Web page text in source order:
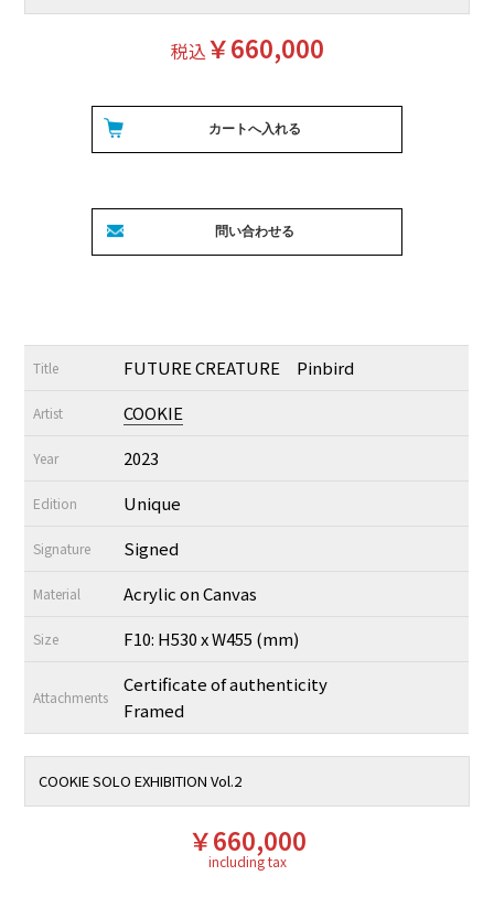
税込￥660,000
Title FUTURE CREATURE Pinbird
Artist COOKIE
Year 2023
Edition Unique
Signature Signed
Material Acrylic on Canvas
Size F10: H530 x W455 (mm)
Attachments
Certificate of authenticity
Framed
COOKIE SOLO EXHIBITION Vol.2
￥660,000
including tax